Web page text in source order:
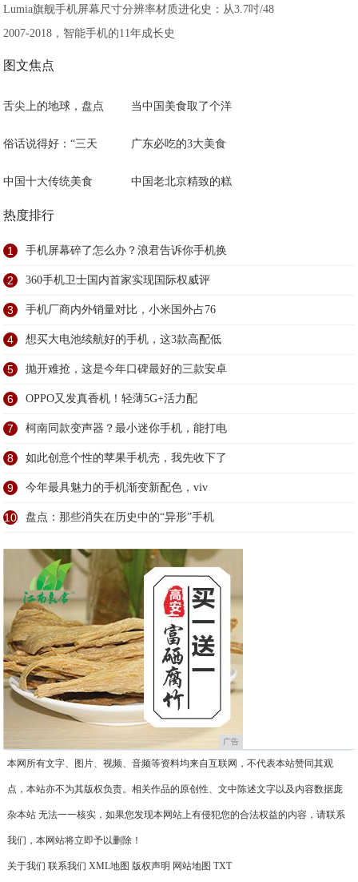
Lumia旗舰手机屏幕尺寸分辨率材质进化史：从3.7吋/48
2007-2018，智能手机的11年成长史
图文焦点
舌尖上的地球，盘点 当中国美食取了个洋
俗话说得好：“三天 广东必吃的3大美食
中国十大传统美食 中国老北京精致的糕
热度排行
1 手机屏幕碎了怎么办？浪君告诉你手机换
2 360手机卫士国内首家实现国际权威评
3 手机厂商内外销量对比，小米国外占76
4 想买大电池续航好的手机，这3款高配低
5 抛开难抢，这是今年口碑最好的三款安卓
6 OPPO又发真香机！轻薄5G+活力配
7 柯南同款变声器？最小迷你手机，能打电
8 如此创意个性的苹果手机壳，我先收下了
9 今年最具魅力的手机渐变新配色，viv
10 盘点：那些消失在历史中的“异形”手机
广告
本网所有文字、图片、视频、音频等资料均来自互联网，不代表本站赞同其观
点，本站亦不为其版权负责。相关作品的原创性、文中陈述文字以及内容数据庞
杂本站 无法一一核实，如果您发现本网站上有侵犯您的合法权益的内容，请联系
我们，本网站将立即予以删除！
关于我们 联系我们 XML地图 版权声明 网站地图 TXT